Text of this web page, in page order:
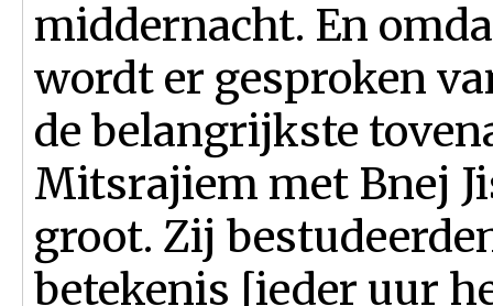
middernacht. En
wordt er gesproken
de belangrijkste
Mitsrajiem met Bnej
groot. Zij
betekenis [ieder uur